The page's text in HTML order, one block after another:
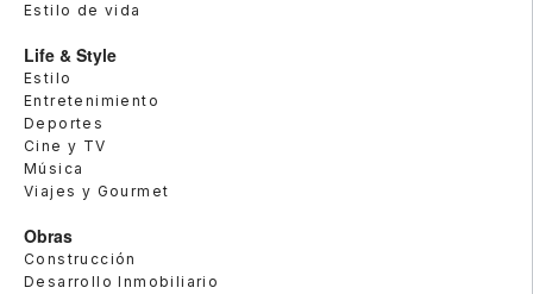
Estilo de vida
Life & Style
Estilo
Entretenimiento
Deportes
Cine y TV
Música
Viajes y Gourmet
Obras
Construcción
Desarrollo Inmobiliario